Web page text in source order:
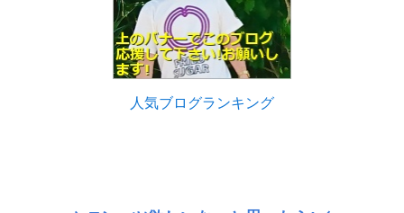
人気ブログランキング